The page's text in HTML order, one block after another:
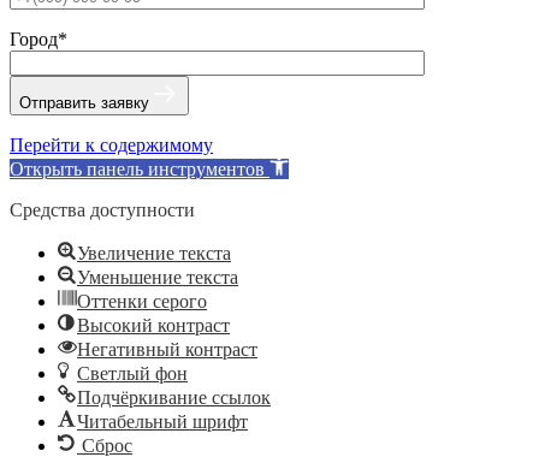
Город*
Отправить заявку
Перейти к содержимому
Открыть панель инструментов
Средства доступности
Увеличение текста
Уменьшение текста
Оттенки серого
Высокий контраст
Негативный контраст
Светлый фон
Подчёркивание ссылок
Читабельный шрифт
Сброс